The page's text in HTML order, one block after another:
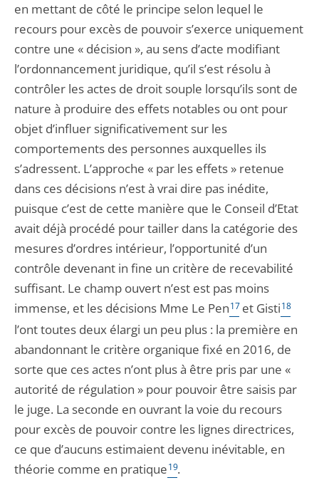
en mettant de côté le principe selon lequel le
recours pour excès de pouvoir s’exerce uniquement
contre une « décision », au sens d’acte modifiant
l’ordonnancement juridique, qu’il s’est résolu à
contrôler les actes de droit souple lorsqu’ils sont de
nature à produire des effets notables ou ont pour
objet d’influer significativement sur les
comportements des personnes auxquelles ils
s’adressent. L’approche « par les effets » retenue
dans ces décisions n’est à vrai dire pas inédite,
puisque c’est de cette manière que le Conseil d’Etat
avait déjà procédé pour tailler dans la catégorie des
mesures d’ordres intérieur, l’opportunité d’un
contrôle devenant in fine un critère de recevabilité
suffisant. Le champ ouvert n’est est pas moins
immense, et les décisions Mme Le Pen17et Gisti18
l’ont toutes deux élargi un peu plus : la première en
abandonnant le critère organique fixé en 2016, de
sorte que ces actes n’ont plus à être pris par une «
autorité de régulation » pour pouvoir être saisis par
le juge. La seconde en ouvrant la voie du recours
pour excès de pouvoir contre les lignes directrices,
ce que d’aucuns estimaient devenu inévitable, en
théorie comme en pratique19.